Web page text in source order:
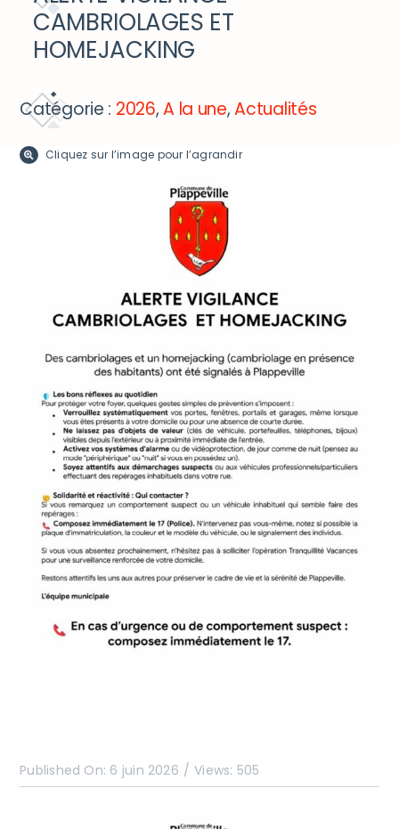
DÉCOUVRIR ET BOUGER
ACCÈS RAPIDE
CAMBRIOLAGES ET
HOMEJACKING
Catégorie : 2026,A la une,Actualités
Cliquez sur l’image pour l’agrandir
Published On: 6 juin 2026 / Views: 505